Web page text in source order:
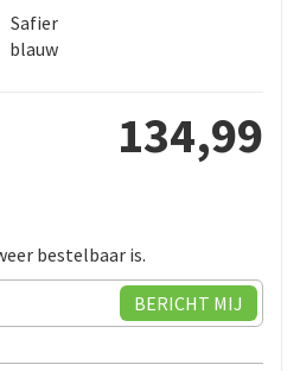
Safier
blauw
134,99
bestelbaar is.